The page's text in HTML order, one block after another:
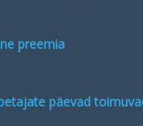
preemia
päevad